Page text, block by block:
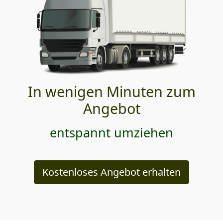
In wenigen Minuten zum
Angebot
entspannt umziehen
Kostenloses Angebot erhalten